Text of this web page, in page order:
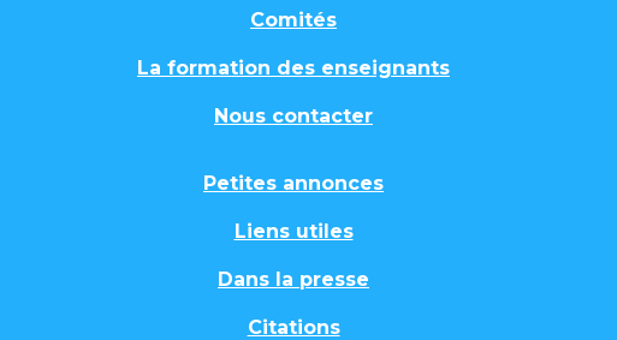
Comités
La formation des enseignants
Nous contacter
Petites annonces
Liens utiles
Dans la presse
Citations